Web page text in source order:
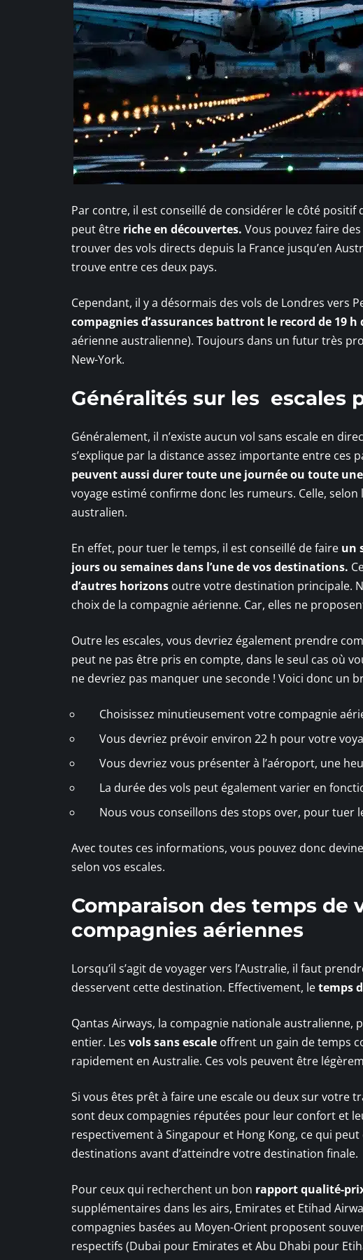
Par contre, il est conseillé de considérer le côté positif
peut être riche en découvertes. Vous pouvez faire
trouver des vols directs depuis la France jusqu’en
trouve entre ces deux pays.
Cependant, il y a désormais des vols de Londres vers
compagnies d’assurances battront le record de 19 h
aérienne australienne). Toujours dans un futur très
New-York.
Généralités sur les escales
Généralement, il n’existe aucun vol sans escale en
s’explique par la distance assez importante entre ces
peuvent aussi durer toute une journée ou toute
voyage estimé confirme donc les rumeurs. Celle,
australien.
En effet, pour tuer le temps, il est conseillé de faire un
jours ou semaines dans l’une de vos destinations.
d’autres horizons outre votre destination principale.
choix de la compagnie aérienne. Car, elles ne
Outre les escales, vous devriez également prendre
peut ne pas être pris en compte, dans le seul cas où
ne devriez pas manquer une seconde ! Voici donc un
Choisissez minutieusement votre compagnie
Vous devriez prévoir environ 22 h pour votre
Vous devriez vous présenter à l’aéroport, une
La durée des vols peut également varier en
Nous vous conseillons des stops over, pour tuer
Avec toutes ces informations, vous pouvez donc
selon vos escales.
Comparaison des temps de
compagnies aériennes
Lorsqu’il s’agit de voyager vers l’Australie, il faut
desservent cette destination. Effectivement, letemps
Qantas Airways, la compagnie nationale australienne,
entier. Les vols sans escale offrent un gain de temps
rapidement en Australie. Ces vols peuvent être
Si vous êtes prêt à faire une escale ou deux sur votre
sont deux compagnies réputées pour leur confort et
respectivement à Singapour et Hong Kong, ce qui
destinations avant d’atteindre votre destination finale.
Pour ceux qui recherchent un bon rapport qualité-
supplémentaires dans les airs, Emirates et Etihad
compagnies basées au Moyen-Orient proposent
respectifs (Dubai pour Emirates et Abu Dhabi pour